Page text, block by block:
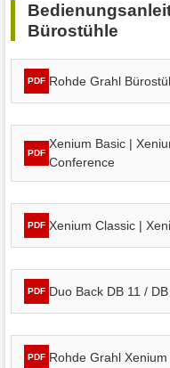
Bürostühle
PDF Rohde Grahl
PDF
Xenium Basic |
Conference
PDF Xenium Classic |
PDF Duo Back DB 11 /
PDF Rohde Grahl